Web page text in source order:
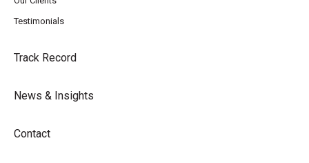
Testimonials
Track Record
News & Insights
Contact